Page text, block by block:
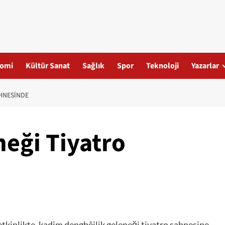
Kültür Sanat Sağlık Spor Teknoloji Yazarlar
Tiyatro